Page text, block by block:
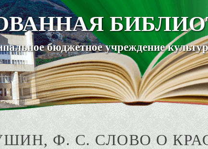
бюджетное учреждение
Ф. С. СЛОВО О